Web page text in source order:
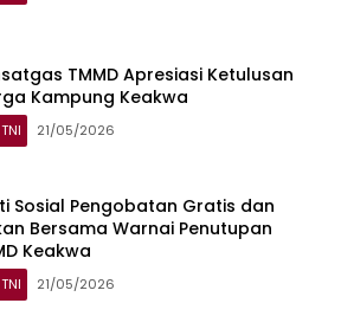
TMMD Apresiasi Ketulusan
Kampung Keakwa
21/05/2026
Sosial Pengobatan Gratis dan
Bersama Warnai Penutupan
Keakwa
21/05/2026